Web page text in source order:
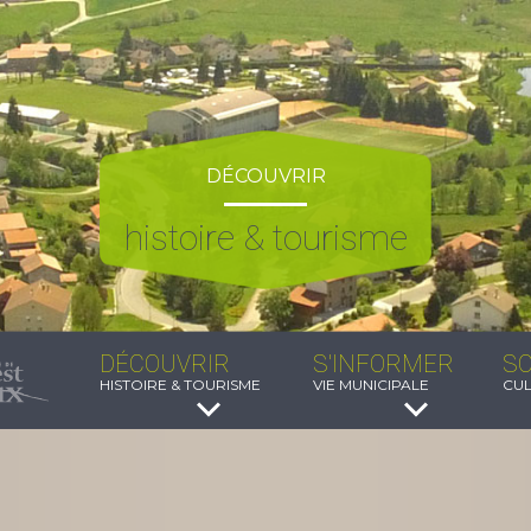
DÉCOUVRIR
histoire & tourisme
DÉCOUVRIR
HISTOIRE & TOURISME
S'INFORMER
VIE MUNICIPALE